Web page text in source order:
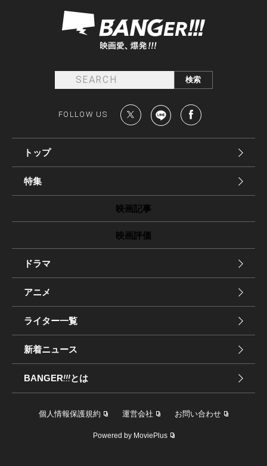
FOLLOW US
トップ
特集
映画記事
映画評価
ドラマ
アニメ
ライター一覧
新着ニュース
BANGER!!!とは
個人情報保護規約 運営会社 お問い合わせ
Powered by MoviePlus